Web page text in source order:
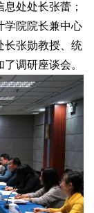
处处长张蕾；
学院院长兼中心
长张勋教授、统
调研座谈会。